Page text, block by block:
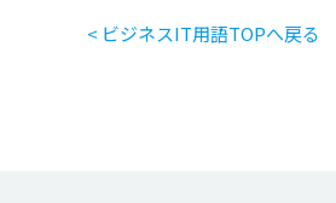
< ビジネスIT用語TOPへ戻る